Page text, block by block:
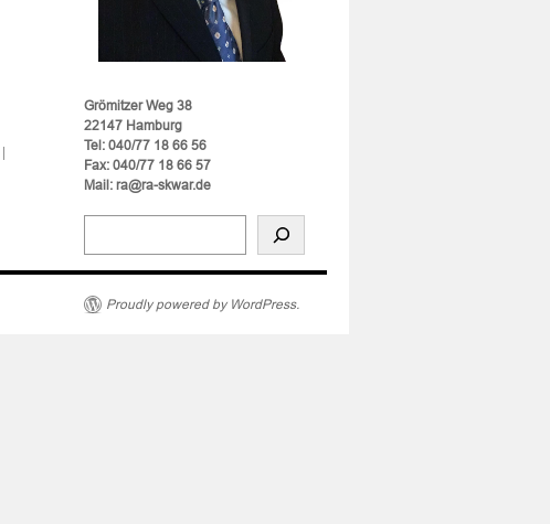
|
Grömitzer Weg 38
22147 Hamburg
Tel: 040/77 18 66 56
Fax: 040/77 18 66 57
Mail: ra@ra-skwar.de
Proudly powered by WordPress.